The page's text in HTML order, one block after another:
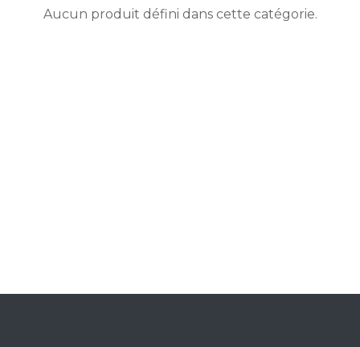
Aucun produit défini dans cette catégorie.